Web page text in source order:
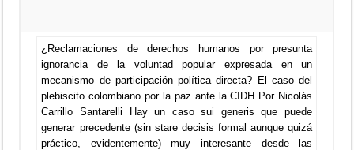
¿Reclamaciones de derechos humanos por presunta
ignorancia de la voluntad popular expresada en un
mecanismo de participación política directa? El caso del
plebiscito colombiano por la paz ante la CIDH Por Nicolás
Carrillo Santarelli Hay un caso sui generis que puede
generar precedente (sin stare decisis formal aunque quizá
práctico, evidentemente) muy interesante desde las